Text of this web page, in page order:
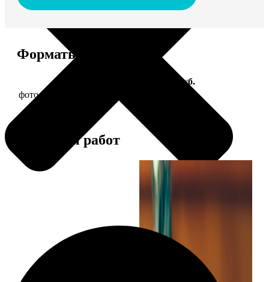
Форматы и цены
Цена, руб.
фото 30х30 в деревянной рамке
Примеры работ